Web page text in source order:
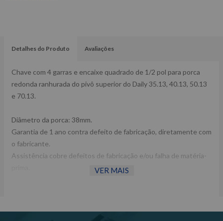
Detalhes do Produto Avaliações
Chave com 4 garras e encaixe quadrado de 1/2 pol para porca
redonda ranhurada do pivô superior do Daily 35.13, 40.13, 50.13
e 70.13.
Diâmetro da porca: 38mm.
Garantia de 1 ano contra defeito de fabricação, diretamente com
o fabricante.
Assistência cobre defeitos de fabricação e/ou falha de matéria-
VER MAIS